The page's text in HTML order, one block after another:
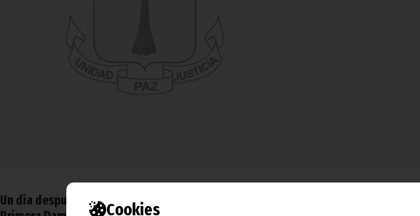
Cookies
Un día después de la celebración del 50º Aniversario de la Independencia